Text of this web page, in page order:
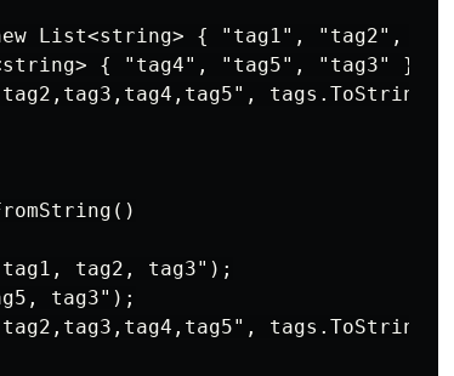
List<string> { "tag1", "tag2",
{ "tag4", "tag5", "tag3" });
tag2, tag3");
tag3");